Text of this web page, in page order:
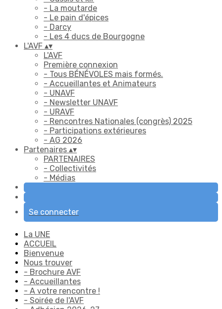
- La moutarde
- Le pain d'épices
- Darcy
- Les 4 ducs de Bourgogne
L'AVF ▴▾
L'AVF
Première connexion
- Tous BÉNÉVOLES mais formés.
- Accueillantes et Animateurs
- UNAVF
- Newsletter UNAVF
- URAVF
- Rencontres Nationales (congrès) 2025
- Participations extérieures
- AG 2026
Partenaires ▴▾
PARTENAIRES
- Collectivités
- Médias
Se connecter
La UNE
ACCUEIL
Bienvenue
Nous trouver
- Brochure AVF
- Accueillantes
- A votre rencontre !
- Soirée de l'AVF